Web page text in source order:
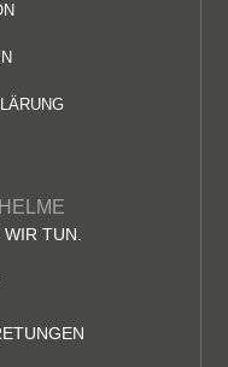
WIR TUN.